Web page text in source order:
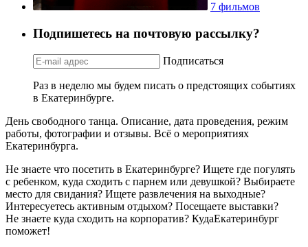
7 фильмов
Подпишетесь на почтовую рассылку?
Подписаться
Раз в неделю мы будем писать о предстоящих событиях
в Екатеринбурге.
День свободного танца. Описание, дата проведения, режим
работы, фотографии и отзывы. Всё о мероприятиях
Екатеринбурга.
Не знаете что посетить в Екатеринбурге? Ищете где погулять
с ребенком, куда сходить с парнем или девушкой? Выбираете
место для свидания? Ищете развлечения на выходные?
Интересуетесь активным отдыхом? Посещаете выставки?
Не знаете куда сходить на корпоратив? КудаЕкатеринбург
поможет!